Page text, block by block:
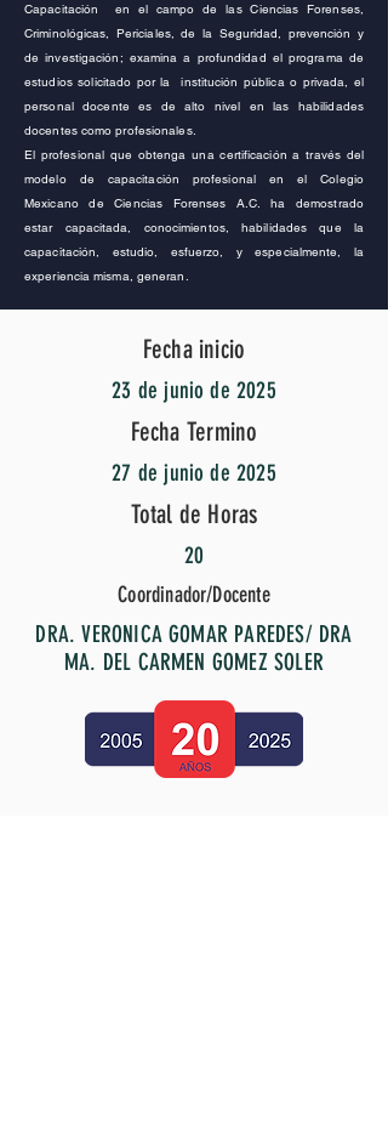
Capacitación en el campo de las Ciencias Forenses,
Criminológicas, Periciales, de la Seguridad, prevención y
de investigación; examina a profundidad el programa de
estudios solicitado por la institución pública o privada, el
personal docente es de alto nivel en las habilidades
docentes como profesionales.
El profesional que obtenga una certificación a través del
modelo de capacitación profesional en el Colegio
Mexicano de Ciencias Forenses A.C.ha demostrado
estar capacitada, conocimientos, habilidades que la
capacitación, estudio, esfuerzo, y especialmente, la
experiencia misma, generan.
Fecha inicio
23 de junio de 2025
Fecha Termino
27 de junio de 2025
Total de Horas
20
Coordinador/Docente
DRA. VERONICA GOMAR PAREDES/ DRA
MA. DEL CARMEN GOMEZ SOLER